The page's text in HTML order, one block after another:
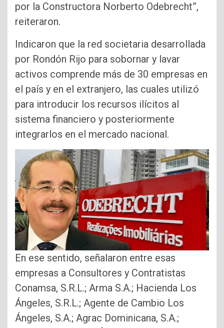
por la Constructora Norberto Odebrecht”,
reiteraron.
Indicaron que la red societaria desarrollada
por Rondón Rijo para sobornar y lavar
activos comprende más de 30 empresas en
el país y en el extranjero, las cuales utilizó
para introducir los recursos ilícitos al
sistema financiero y posteriormente
integrarlos en el mercado nacional.
En ese sentido, señalaron entre esas
empresas a Consultores y Contratistas
Conamsa, S.R.L.; Arma S.A.; Hacienda Los
Ángeles, S.R.L.; Agente de Cambio Los
Ángeles, S.A.; Agrac Dominicana, S.A.;